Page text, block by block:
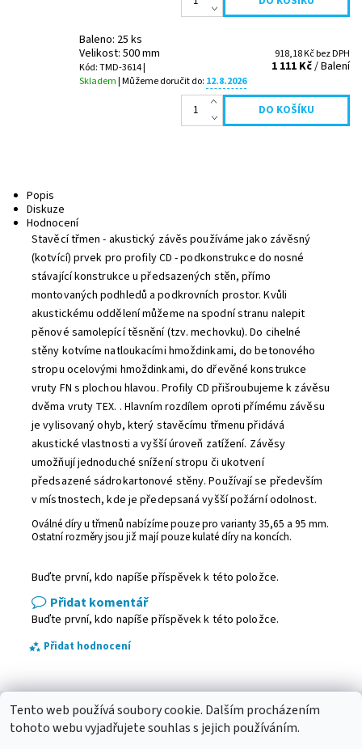
Baleno: 25 ks
Velikost: 500 mm
Kód: TMD-3614 |
Skladem| Můžeme doručit do: 12.8.2026
918,18 Kč bez DPH
1 111 Kč/ Balení
Popis
Diskuze
Hodnocení
Stavěcí třmen - akustický závěs používáme jako závěsný
(kotvící) prvek pro profily CD - podkonstrukce do nosné
stávající konstrukce u předsazených stěn, přímo
montovaných podhledů a podkrovních prostor. Kvůli
akustickému oddělení můžeme na spodní stranu nalepit
pěnové samolepící těsnění (tzv. mechovku). Do cihelné
stěny kotvíme natloukacími hmoždinkami, do betonového
stropu ocelovými hmoždinkami, do dřevěné konstrukce
vruty FN s plochou hlavou. Profily CD přišroubujeme k závěsu
dvěma vruty TEX. . Hlavním rozdílem oproti přímému závěsu
je vylisovaný ohyb, který stavěcímu třmenu přidává
akustické vlastnosti a vyšší úroveň zatížení. Závěsy
umožňují jednoduché snížení stropu či ukotvení
předsazené sádrokartonové stěny. Používají se především
v místnostech, kde je předepsaná vyšší požární odolnost.
Oválné díry u třmenů nabízíme pouze pro varianty 35,65 a 95 mm.
Ostatní rozměry jsou již mají pouze kulaté díry na koncích.
Buďte první, kdo napíše příspěvek k této položce.
Přidat komentář
Buďte první, kdo napíše příspěvek k této položce.
Přidat hodnocení
Betlémy Podmínky ochrany osobních údajů Kabel-Design.com
| Betlehemy SK
Tento web používá soubory cookie. Dalším procházením
tohoto webu vyjadřujete souhlas s jejich používáním.